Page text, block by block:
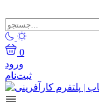
0
ورود
ثبت‌نام